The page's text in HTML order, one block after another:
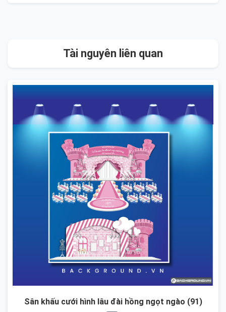
Tài nguyên liên quan
Sân khấu cưới hình lâu đài hồng ngọt ngào (91)